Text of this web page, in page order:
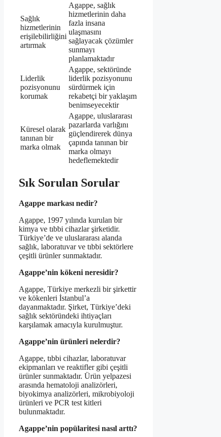
Sağlık
hizmetlerinin
erişilebilirliğini
artırmak
Agappe, sağlık
hizmetlerinin daha
fazla insana
ulaşmasını
sağlayacak çözümler
sunmayı
planlamaktadır
Liderlik
pozisyonunu
korumak
Agappe, sektöründe
liderlik pozisyonunu
sürdürmek için
rekabetçi bir yaklaşım
benimseyecektir
Küresel olarak
tanınan bir
marka olmak
Agappe, uluslararası
pazarlarda varlığını
güçlendirerek dünya
çapında tanınan bir
marka olmayı
hedeflemektedir
Sık Sorulan Sorular
Agappe markası nedir?
Agappe, 1997 yılında kurulan bir
kimya ve tıbbi cihazlar şirketidir.
Türkiye’de ve uluslararası alanda
sağlık, laboratuvar ve tıbbi sektörlere
çeşitli ürünler sunmaktadır.
Agappe’nin kökeni neresidir?
Agappe, Türkiye merkezli bir şirkettir
ve kökenleri İstanbul’a
dayanmaktadır. Şirket, Türkiye’deki
sağlık sektöründeki ihtiyaçları
karşılamak amacıyla kurulmuştur.
Agappe’nin ürünleri nelerdir?
Agappe, tıbbi cihazlar, laboratuvar
ekipmanları ve reaktifler gibi çeşitli
ürünler sunmaktadır. Ürün yelpazesi
arasında hematoloji analizörleri,
biyokimya analizörleri, mikrobiyoloji
ürünleri ve PCR test kitleri
bulunmaktadır.
Agappe’nin popülaritesi nasıl arttı?